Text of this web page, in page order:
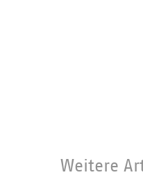
Weitere